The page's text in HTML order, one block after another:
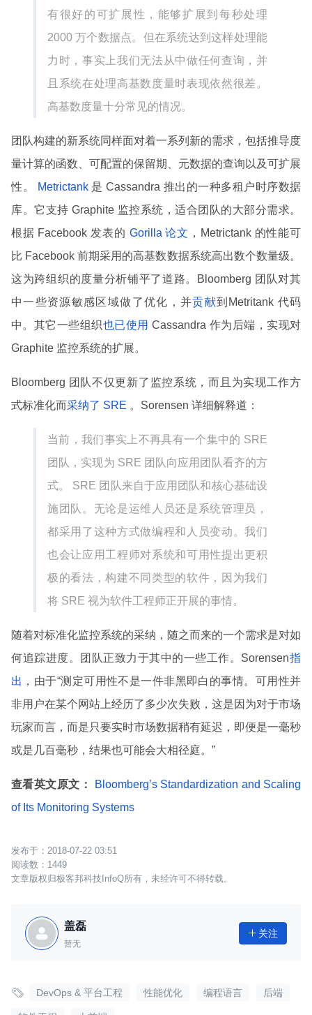
有很好的可扩展性，能够扩展到每秒处理
2000 万个数据点。但在系统达到这样处理能
力时，事实上我们无法从中做任何查询，并
且系统在处理高基数度量时表现依然很差。
高基数度量十分常见的情况。
团队构建的新系统同样面对着一系列新的需求，包括推导度
量计算的函数、可配置的保留期、元数据的查询以及可扩展
性。
Metrictank 是 Cassandra 推出的一种多租户时序数据
库。它支持 Graphite 监控系统，适合团队的大部分需求。
根据 Facebook 发表的 Gorilla 论文 ，Metrictank 的性能可
比 Facebook 前期采用的高基数数据系统高出数个数量级。
这为跨组织的度量分析铺平了道路。Bloomberg 团队对其
中一些资源敏感区域做了优化，并贡献到Metritank 代码
中。其它一些组织也已使用 Cassandra 作为后端，实现对
Graphite 监控系统的扩展。
Bloomberg 团队不仅更新了监控系统，而且为实现工作方
式标准化而采纳了 SRE 。Sorensen 详细解释道：
当前，我们事实上不再具有一个集中的 SRE
团队，实现为 SRE 团队向应用团队看齐的方
式。 SRE 团队来自于应用团队和核心基础设
施团队。无论是运维人员还是系统管理员，
都采用了这种方式做编程和人员变动。我们
也会让应用工程师对系统和可用性提出更积
极的看法，构建不同类型的软件，因为我们
将 SRE 视为软件工程师正开展的事情。
随着对标准化监控系统的采纳，随之而来的一个需求是对如
何追踪进度。团队正致力于其中的一些工作。Sorensen指
出 ，由于“测定可用性不是一件非黑即白的事情。可用性并
非用户在某个网站上经历了多少次失败，这是因为对于市场
玩家而言，而是只要实时市场数据稍有延迟，即便是一毫秒
或是几百毫秒，结果也可能会大相径庭。”
查看英文原文：
Bloomberg’s Standardization and Scaling
of Its Monitoring Systems
2018-07-22 03:51
1449
文章版权归极客邦科技InfoQ所有，未经许可不得转载。
盖磊
暂无
 关注
 DevOps & 平台工程 性能优化 编程语言 后端